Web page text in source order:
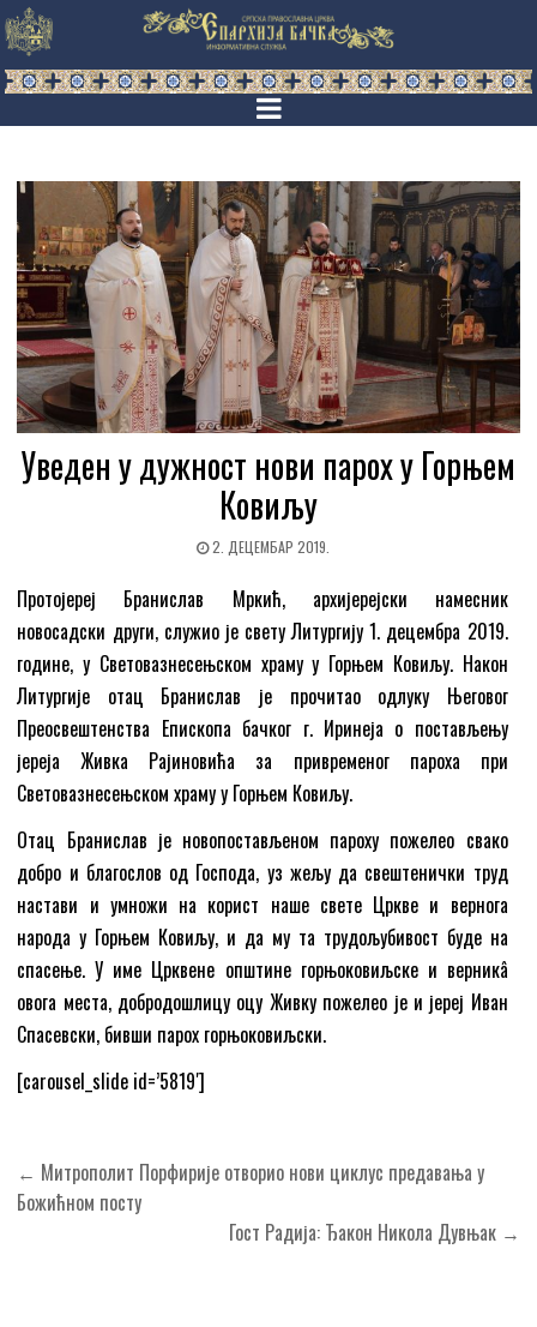
Уведен у дужност нови парох у Горњем
Ковиљу
2. ДЕЦЕМБАР 2019.
Протојереј Бранислав Мркић, архијерејски намесник
новосадски други, служио је свету Литургију 1. децембра 2019.
године, у Световазнесењском храму у Горњем Ковиљу. Након
Литургије отац Бранислав је прочитао одлуку Његовог
Преосвештенства Епископа бачког г. Иринеја о постављењу
јереја Живка Рајиновића за привременог пароха при
Световазнесењском храму у Горњем Ковиљу.
Отац Бранислав је новопостављеном пароху пожелео свако
добро и благослов од Господа, уз жељу да свештенички труд
настави и умножи на корист наше свете Цркве и вернога
народа у Горњем Ковиљу, и да му та трудољубивост буде на
спасење. У име Црквене општине горњоковиљске и верникâ
овога места, добродошлицу оцу Живку пожелео је и јереј Иван
Спасевски, бивши парох горњоковиљски.
[carousel_slide id=’5819′]
Кретање
чланка
← Митрополит Порфирије отворио нови циклус предавања у
Божићном посту
Гост Радија: Ђакон Никола Дувњак →